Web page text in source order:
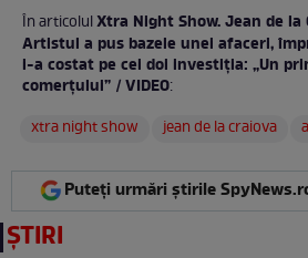
În articolulXtra Night Show. Jean de
Artistul a pus bazele unei afaceri,
i-a costat pe cei doi investiția: „Un
comerțului” / VIDEO:
xtra night show
jean de la craiova
Puteți urmări știrile
ȘTIRI